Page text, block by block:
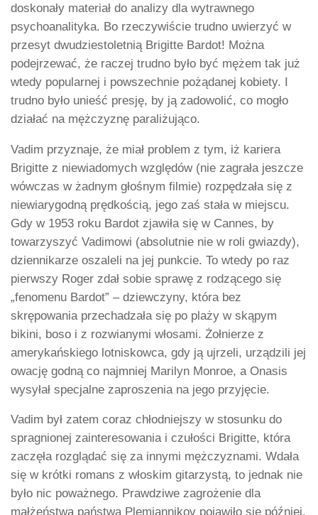
doskonały materiał do analizy dla wytrawnego
psychoanalityka. Bo rzeczywiście trudno uwierzyć w
przesyt dwudziestoletnią Brigitte Bardot! Można
podejrzewać, że raczej trudno było być mężem tak już
wtedy popularnej i powszechnie pożądanej kobiety. I
trudno było unieść presję, by ją zadowolić, co mogło
działać na mężczyznę paraliżująco.
Vadim przyznaje, że miał problem z tym, iż kariera
Brigitte z niewiadomych względów (nie zagrała jeszcze
wówczas w żadnym głośnym filmie) rozpędzała się z
niewiarygodną prędkością, jego zaś stała w miejscu.
Gdy w 1953 roku Bardot zjawiła się w Cannes, by
towarzyszyć Vadimowi (absolutnie nie w roli gwiazdy),
dziennikarze oszaleli na jej punkcie. To wtedy po raz
pierwszy Roger zdał sobie sprawę z rodzącego się
„fenomenu Bardot” – dziewczyny, która bez
skrępowania przechadzała się po plaży w skąpym
bikini, boso i z rozwianymi włosami. Żołnierze z
amerykańskiego lotniskowca, gdy ją ujrzeli, urządzili jej
owację godną co najmniej Marilyn Monroe, a Onasis
wysyłał specjalne zaproszenia na jego przyjęcie.
Vadim był zatem coraz chłodniejszy w stosunku do
spragnionej zainteresowania i czułości Brigitte, która
zaczęła rozglądać się za innymi mężczyznami. Wdała
się w krótki romans z włoskim gitarzystą, to jednak nie
było nic poważnego. Prawdziwe zagrożenie dla
małżeństwa państwa Plemiannikov pojawiło się później,